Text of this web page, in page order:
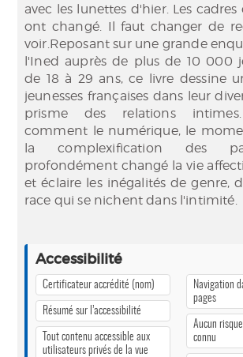
avec les lunettes d'hier. Les cadres
ont changé. Il faut changer de
voir.Reposant sur une grande
l'Ined auprès de plus de 10 000
de 18 à 29 ans, ce livre dessine
jeunesses françaises dans leur
prisme des relations
comment le numérique, le
la complexification des
profondément changé la vie
et éclaire les inégalités de genre,
race qui se nichent dans l'intimité.
Accessibilité
Certificateur accrédité (nom)
Résumé sur l’accessibilité
Tout contenu accessible aux
utilisateurs privés de la vue
Navigation
pages
Aucun
connu